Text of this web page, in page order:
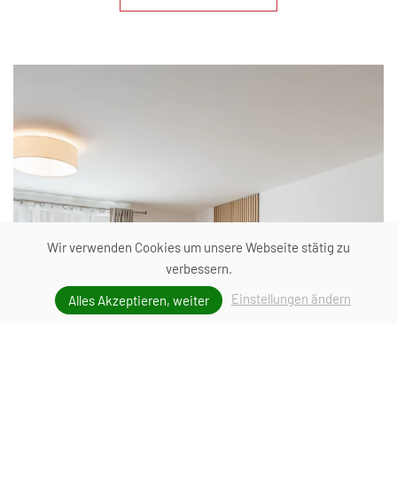
unverbindlich Anfragen
Wir verwenden Cookies um unsere Webseite stätig zu
verbessern.
Alles Akzeptieren, weiter
Einstellungen ändern